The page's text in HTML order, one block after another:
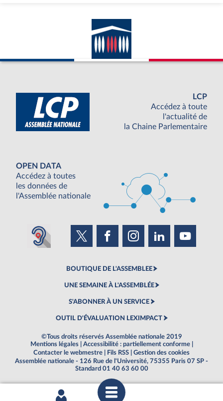
LCP
Accédez à toute
l'actualité de
la Chaine Parlementaire
OPEN DATA
Accédez à toutes
les données de
l'Assemblée nationale
BOUTIQUE DE L'ASSEMBLEE
UNE SEMAINE À L'ASSEMBLÉE
S'ABONNER À UN SERVICE
OUTIL D'ÉVALUATION LEXIMPACT
©Tous droits réservés Assemblée nationale 2019
Mentions légales
Accessibilité : partiellement conforme
Contacter le webmestre
Fils RSS
Gestion des cookies
Assemblée nationale - 126 Rue de l'Université, 75355 Paris 07 SP -
Standard 01 40 63 60 00